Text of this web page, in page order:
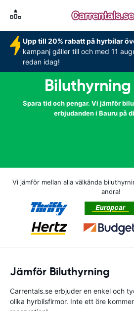
Upp till 20% rabatt på hyrbilar
kampanj gäller till och med 11
redan idag!
Spara tid och pengar. Vi jämför
erbjudanden i Bauru på
Vi jämför mellan alla välkända
andra!
Jämför Biluthyrning
Carrentals.se erbjuder en enkel och
olika hyrbilsfirmor. Inte ett öre